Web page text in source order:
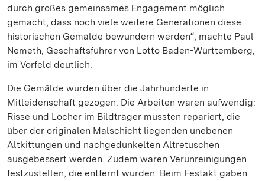
durch großes gemeinsames Engagement möglich
gemacht, dass noch viele weitere Generationen diese
historischen Gemälde bewundern werden“, machte Paul
Nemeth, Geschäftsführer von Lotto Baden-Württemberg,
im Vorfeld deutlich.
Die Gemälde wurden über die Jahrhunderte in
Mitleidenschaft gezogen. Die Arbeiten waren aufwendig:
Risse und Löcher im Bildträger mussten repariert, die
über der originalen Malschicht liegenden unebenen
Altkittungen und nachgedunkelten Altretuschen
ausgebessert werden. Zudem waren Verunreinigungen
festzustellen, die entfernt wurden. Beim Festakt gaben